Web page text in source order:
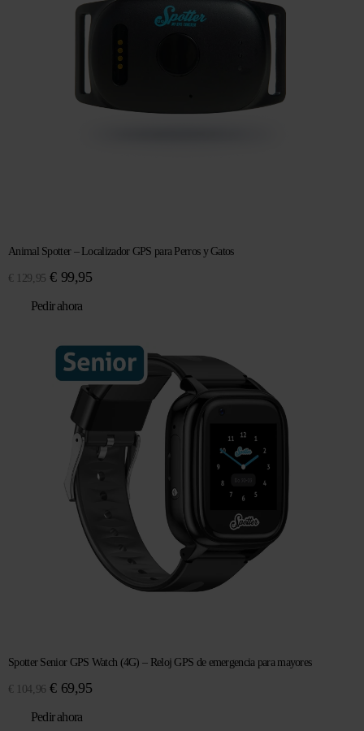
Animal Spotter – Localizador GPS para Perros y Gatos
€ 129,95 El
original
€ 129,95.
€ 99,95El
€ 99,95.
Pedir ahora
Spotter Senior GPS Watch (4G) – Reloj GPS de emergencia para mayores
€ 104,96 El
original
€ 69,95El
Pedir ahora